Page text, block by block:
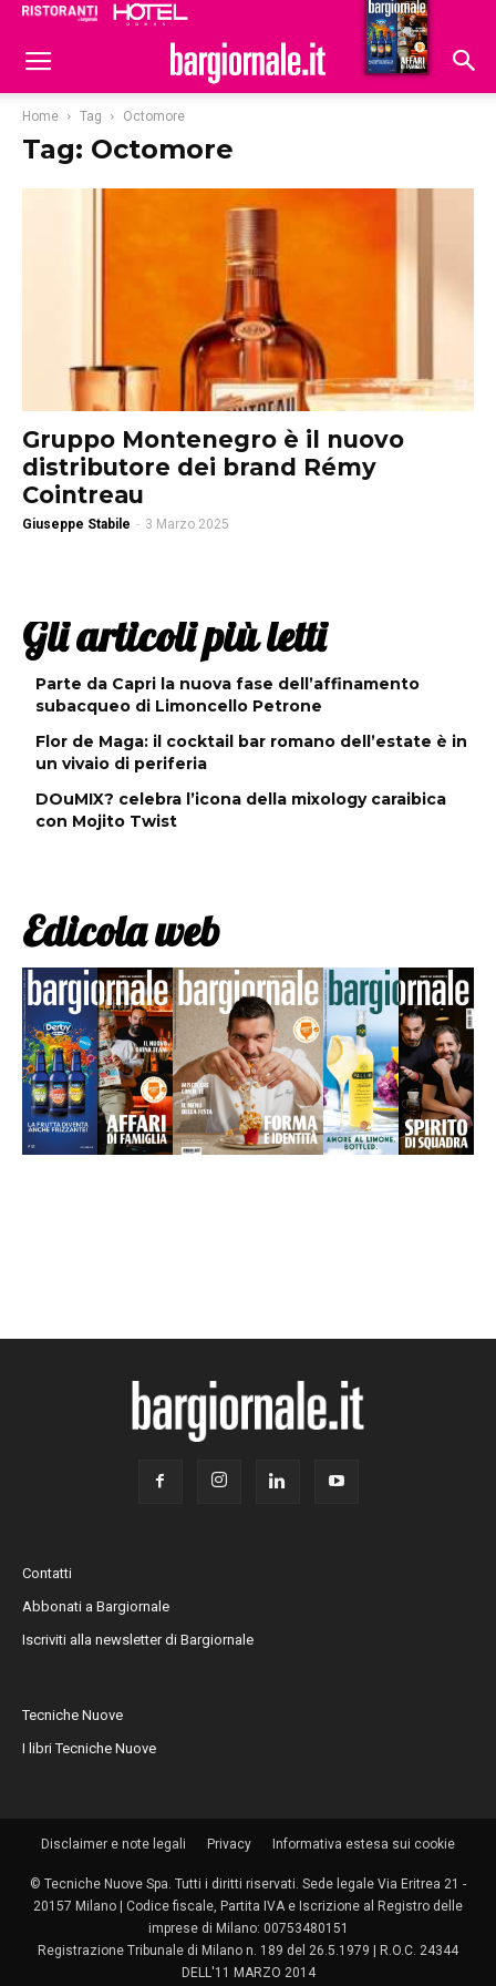
Hoteldomani
Home Tag Octomore
Tag: Octomore
Gruppo Montenegro è il nuovo
distributore dei brand Rémy
Cointreau
Giuseppe Stabile - 3 Marzo 2025
Gli articoli più letti
Parte da Capri la nuova fase dell’affinamento
subacqueo di Limoncello Petrone
Flor de Maga: il cocktail bar romano dell’estate è in
un vivaio di periferia
DOuMIX? celebra l’icona della mixology caraibica
con Mojito Twist
Edicola web
Contatti
Abbonati a Bargiornale
Iscriviti alla newsletter di Bargiornale
Tecniche Nuove
I libri Tecniche Nuove
Disclaimer e note legali Privacy Informativa estesa sui cookie
© Tecniche Nuove Spa. Tutti i diritti riservati. Sede legale Via Eritrea 21 -
20157 Milano | Codice fiscale, Partita IVA e Iscrizione al Registro delle
imprese di Milano: 00753480151
Registrazione Tribunale di Milano n. 189 del 26.5.1979 | R.O.C. 24344
DELL'11 MARZO 2014